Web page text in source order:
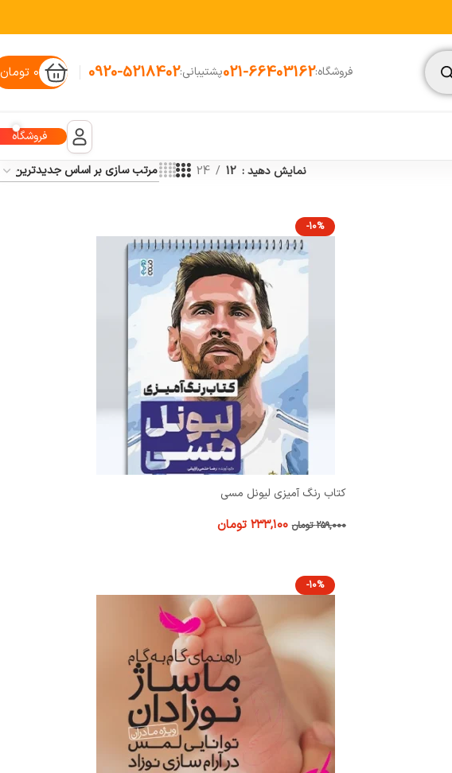
فروشگاه:021-66403162پشتیبانی:0920-5218402 ۰ تومان
فروشگاه
نمایش دهید 12
24
-10%
کتاب رنگ آمیزی لیونل مسی
۲۵۹,۰۰۰ تومان ۲۳۳,۱۰۰ تومان
-10%